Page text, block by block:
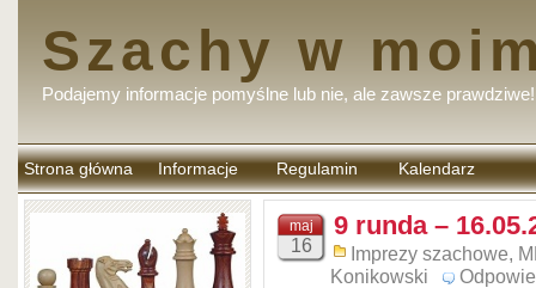
Szachy w
Podajemy informacje pomyślne lub nie, ale zawsze prawdziwe!
Strona główna Informacje Regulamin
komentarzy
Kalendarz
maj
16
9 runda –
Imprezy szachowe,
Konikowski